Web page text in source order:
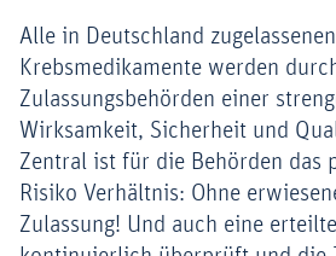
Mitglied werden!
Alle in Deutschland zugelassenen
Krebsmedikamente werden
Zulassungsbehörden einer
Wirksamkeit, Sicherheit und
Zentral ist für die Behörden das
Risiko Verhältnis: Ohne
Zulassung! Und auch eine